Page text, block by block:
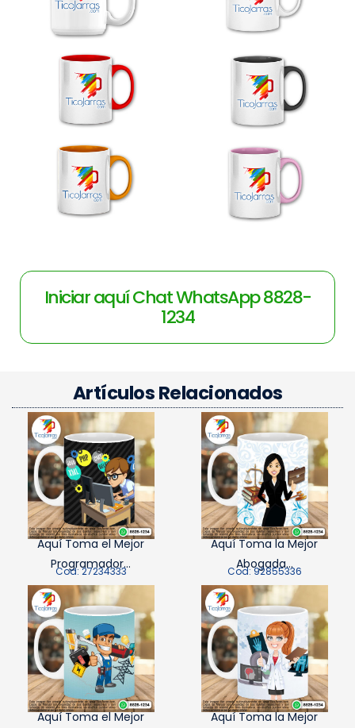
Iniciar aquí Chat WhatsApp 8828-
1234
Artículos Relacionados
Aquí Toma el Mejor
Programador...
Cod: 27234333
Aquí Toma la Mejor
Abogada...
Cod: 92855336
Aquí Toma el Mejor
Aquí Toma la Mejor